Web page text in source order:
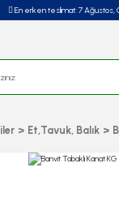
En erken teslimat: 7 Ağustos,
Et,Tavuk, Balık